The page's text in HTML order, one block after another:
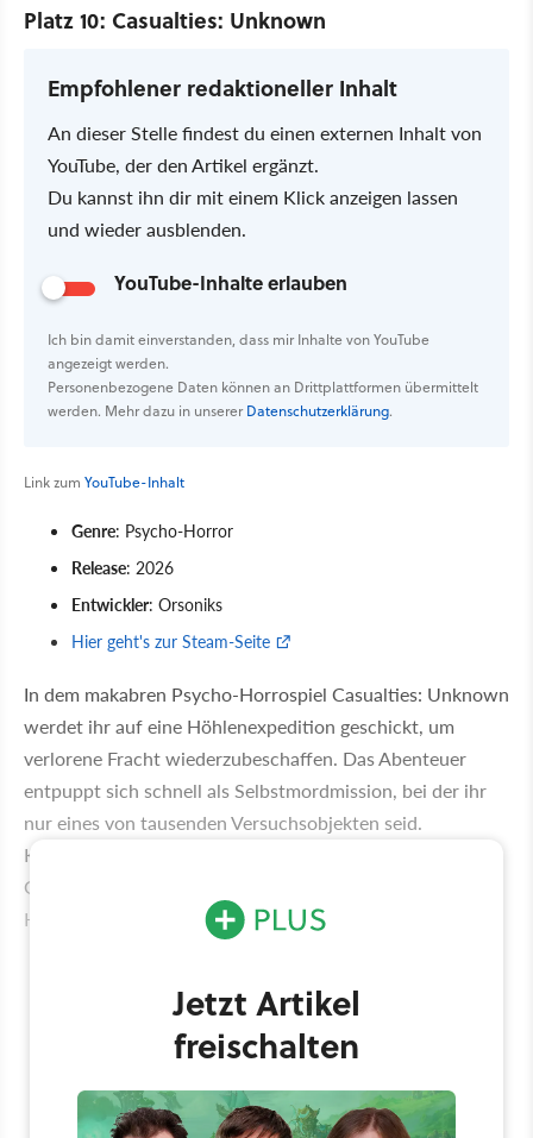
Platz 10: Casualties: Unknown
Empfohlener redaktioneller Inhalt
An dieser Stelle findest du einen externen Inhalt von
YouTube, der den Artikel ergänzt.
Du kannst ihn dir mit einem Klick anzeigen lassen
und wieder ausblenden.
YouTube-Inhalte erlauben
Ich bin damit einverstanden, dass mir Inhalte von YouTube
angezeigt werden.
Personenbezogene Daten können an Drittplattformen übermittelt
werden. Mehr dazu in unsererDatenschutzerklärung.
Link zum YouTube-Inhalt
Genre: Psycho-Horror
Release: 2026
Entwickler: Orsoniks
Hier geht's zur Steam-Seite
In dem makabren Psycho-Horrospiel Casualties: Unknown
werdet ihr auf eine Höhlenexpedition geschickt, um
verlorene Fracht wiederzubeschaffen. Das Abenteuer
entpuppt sich schnell als Selbstmordmission, bei der ihr
nur eines von tausenden Versuchsobjekten seid.
Kernelement ist die umfassende Simulation eurer
Gesundheit, bei der ihr eure Gliedmaßen und euer
Herzkreislaufsystem im Auge behalten müsst.
Jetzt Artikel
freischalten